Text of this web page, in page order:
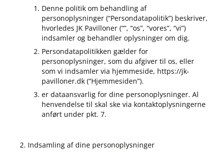
Denne politik om behandling af
personoplysninger (“Persondatapolitik”) beskriver,
hvorledes JK Pavilloner (“”, “os”, “vores”, “vi”)
indsamler og behandler oplysninger om dig.
Persondatapolitikken gælder for
personoplysninger, som du afgiver til os, eller
som vi indsamler via hjemmeside, https://jk-
pavilloner.dk (“Hjemmesiden”).
er dataansvarlig for dine personoplysninger. Al
henvendelse til skal ske via kontaktoplysningerne
anført under pkt. 7.
Indsamling af dine personoplysninger